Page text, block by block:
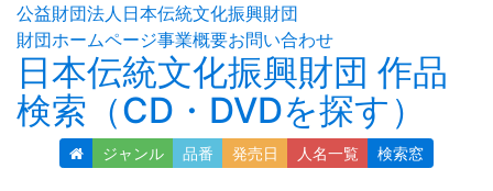
公益財団法人日本伝統文化振興財団
財団ホームページ事業概要お問い合わせ
日本伝統文化振興財団 作品
検索（CD・DVDを探す）
ジャンル 品番 発売日 人名一覧 検索窓